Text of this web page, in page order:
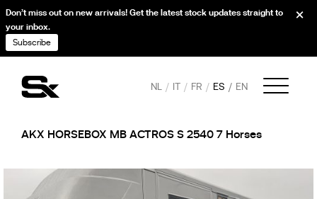
NL IT FR ES EN
AKX HORSEBOX MB ACTROS S 2540 7 Horses
Don’t miss out on new arrivals! Get the latest stock updates straight to
your inbox.
Subscribe